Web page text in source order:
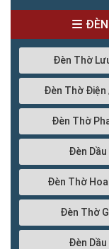
Đèn Thờ
Đèn Thờ Điện
Đèn Thờ
Đèn Dầu
Đèn Thờ Hoa
Đèn Thờ
Đèn Dầu